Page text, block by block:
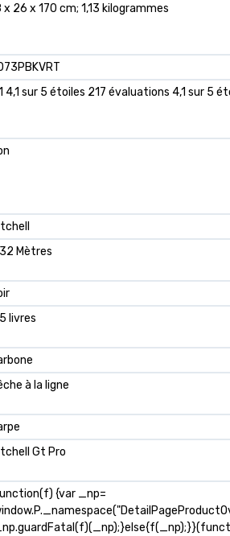
x 26 x 170 cm; 1,13 kilogrammes
4,1 sur 5 étoiles 217 évaluations 4,1 sur 5
Mètres
livres
à la ligne
Gt Pro
{var _np=